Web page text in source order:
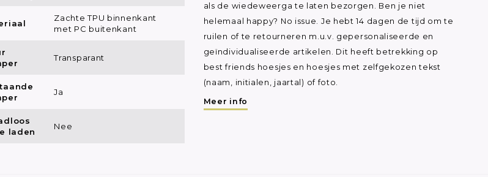
Zachte TPU binnenkant
met PC buitenkant
Transparant
Ja
laden
Nee
als de wiedeweerga te laten bezorgen. Ben je niet
helemaal happy? No issue. Je hebt 14 dagen de tijd om te
ruilen of te retourneren m.u.v. gepersonaliseerde en
geïndividualiseerde artikelen. Dit heeft betrekking op
best friends hoesjes en hoesjes met zelfgekozen tekst
(naam, initialen, jaartal) of foto.
Meer info